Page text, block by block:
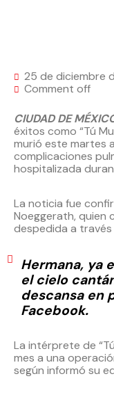
25 de diciembre
Comment off
CIUDAD DE
éxitos como “Tú
murió este martes
complicaciones
hospitalizada
La noticia fue
Noeggerath, quien
despedida a
Hermana, ya
el cielo
descansa en
Facebook.
La intérprete de
mes a una
según informó su